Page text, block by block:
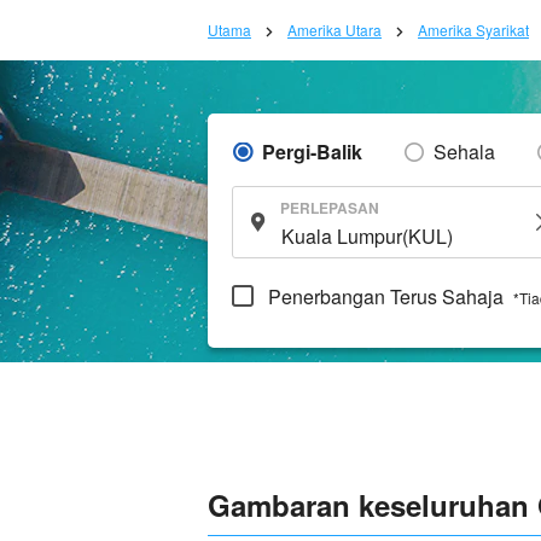
Utama Amerika Utara Amerika Syarikat
Pergi-Balik Sehala
PERLEPASAN
Penerbangan Terus Sahaja
Gambaran